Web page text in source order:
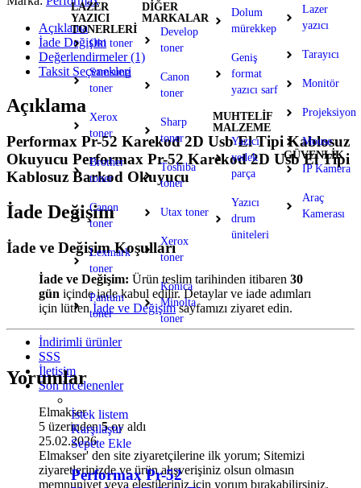
LAZER
YAZICI
TONERLERİ
Oki toner
Samsung
toner
Xerox
toner
Brother
toner
Canon
toner
Lexmark
toner
Pantum
toner
DİĞER
MARKALAR
Develop
toner
Canon
toner
Sharp
toner
Toshiba
toner
Utax toner
Xerox
toner
Konica
Minolta
toner
Dolum
mürekkep
Geniş
format
yazıcı sarf
MUHTELİF
MALZEME
Yazıcı
yedek
parça
Yazıcı
drum
üniteleri
Lazer
yazıcı
Tarayıcı
Monitör
Projeksiyon
Mouse
GÜVENLİK
IP Kamera
Araç
Kamerası
İndirimli ürünler
SSS
İletişim
Son incelenenler
İstek listem
Karşılaştır
Sepete Ekle
Performax Pr-52
Açıklama
İade Değişim
Değerlendirmeler (1)
Taksit Seçenekleri
Açıklama
Performax Pr-52 Karekod 2D Usb El Tipi Kablosuz
Okuyucu Performax Pr-52 Karekod 2D Usb El Tipi
Kablosuz Barkod Okuyucu
İade Değişim
İade ve Değişim Koşulları
İade ve Değişim: Ürün teslim tarihinden itibaren 30
gün içinde iade kabul edilir. Detaylar ve iade adımları
için lütfenİade ve Değişimsayfamızı ziyaret edin.
Yorumlar
Elmakser
5 üzerinden5oy aldı
25.02.2026
Elmakser' den site ziyaretçilerine ilk yorum; Sitemizi
ziyaretlerinizde ve ürün alışverişiniz olsun olmasın
memnuniyet veya eleştileriniz için yorum bırakabilirsiniz.